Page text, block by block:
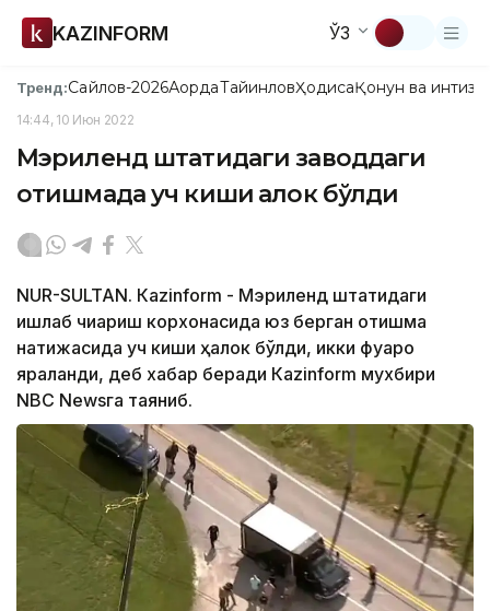
KAZINFORM ЎЗ
Тренд:Сайлов-2026АқордаТайинловҲодисаҚонун ва
14:44, 10 Июн 2022
Мэриленд штатидаги заводдаги
отишмада уч киши ҳалок бўлди
NUR-SULTAN. Кazinform - Мэриленд штатидаги
ишлаб чиқариш корхонасида юз берган отишма
натижасида уч киши ҳалок бўлди, икки фуқаро
яраланди, деб хабар беради Каzinform мухбири
NBC Newsга таяниб.